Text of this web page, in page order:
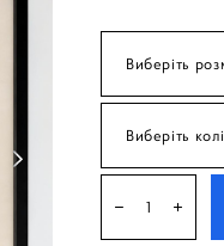
Виберіть
Виберіть